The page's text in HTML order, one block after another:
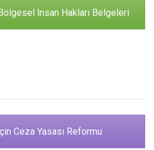
İnsan Hakları Belgeleri
Ceza Yasası Reformu